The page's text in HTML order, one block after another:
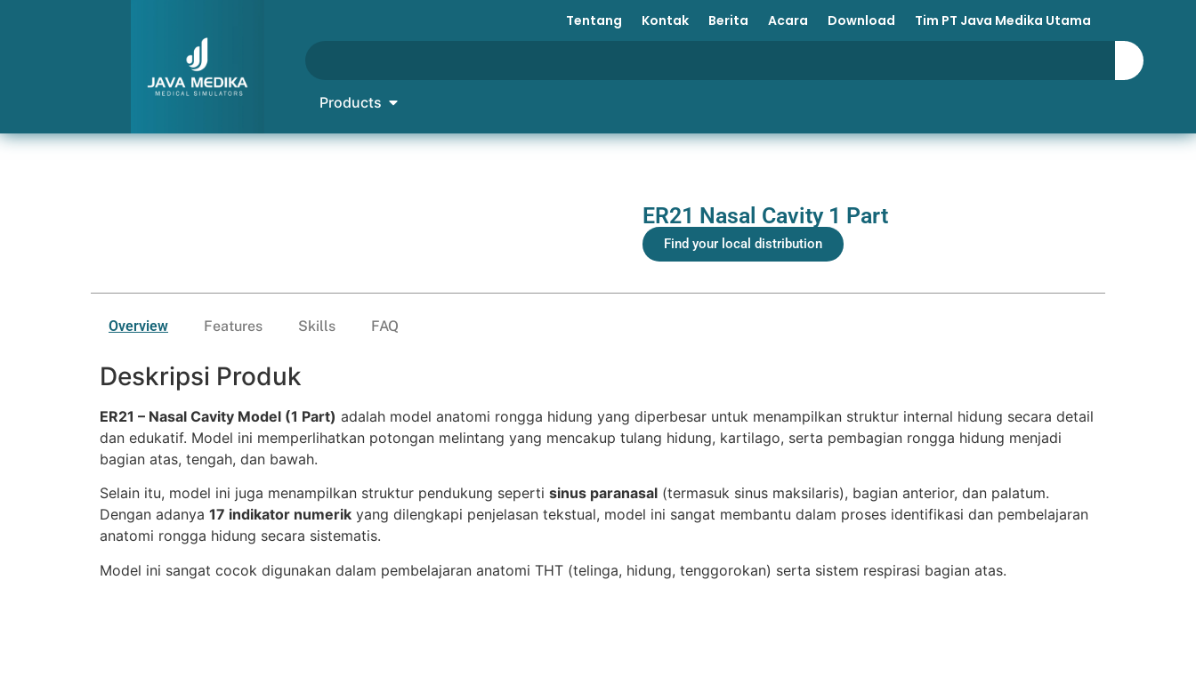
Tentang Kontak Berita Acara Download Tim PT Java Medika Utama
Products
ER21 Nasal Cavity 1 Part
Find your local distribution
Overview Features Skills FAQ
Deskripsi Produk
ER21 – Nasal Cavity Model (1 Part) adalah model anatomi rongga hidung yang diperbesar untuk menampilkan struktur internal hidung secara detail
dan edukatif. Model ini memperlihatkan potongan melintang yang mencakup tulang hidung, kartilago, serta pembagian rongga hidung menjadi
bagian atas, tengah, dan bawah.
Selain itu, model ini juga menampilkan struktur pendukung seperti sinus paranasal (termasuk sinus maksilaris), bagian anterior, dan palatum.
Dengan adanya 17 indikator numerik yang dilengkapi penjelasan tekstual, model ini sangat membantu dalam proses identifikasi dan pembelajaran
anatomi rongga hidung secara sistematis.
Model ini sangat cocok digunakan dalam pembelajaran anatomi THT (telinga, hidung, tenggorokan) serta sistem respirasi bagian atas.